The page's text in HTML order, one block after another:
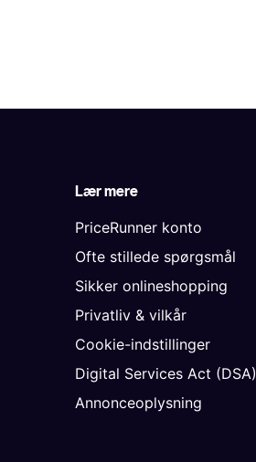
Lær mere
PriceRunner konto
Ofte stillede spørgsmål
Sikker onlineshopping
Privatliv & vilkår
Cookie-indstillinger
Digital Services Act (DSA)
Annonceoplysning